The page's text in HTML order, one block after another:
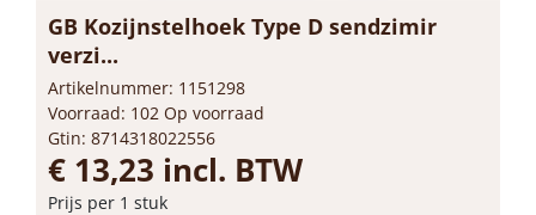
GB Kozijnstelhoek Type D sendzimir
verzi...
Artikelnummer: 1151298
Voorraad: 102 Op voorraad
Gtin: 8714318022556
€ 13,23 incl. BTW
Prijs per 1 stuk